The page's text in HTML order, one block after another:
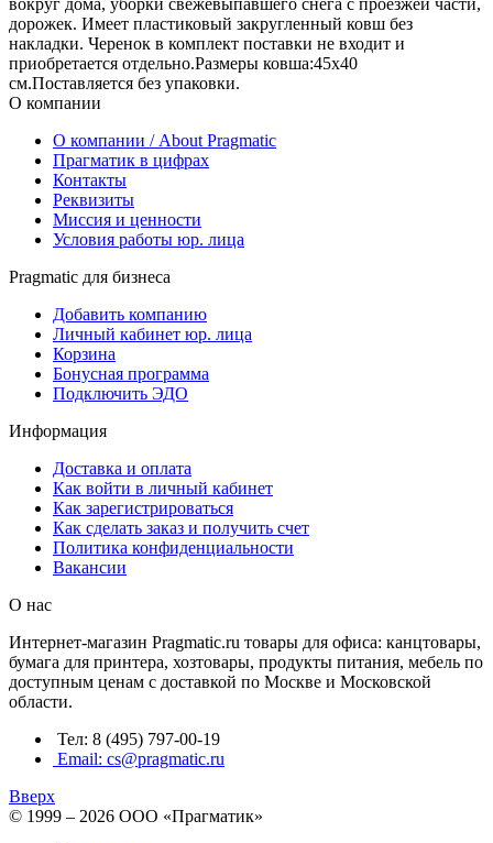
вокруг дома, уборки свежевыпавшего снега с проезжей части,
дорожек. Имеет пластиковый закругленный ковш без
накладки. Черенок в комплект поставки не входит и
приобретается отдельно.Размеры ковша:45х40
см.Поставляется без упаковки.
О компании
О компании / About Pragmatic
Прагматик в цифрах
Контакты
Реквизиты
Миссия и ценности
Условия работы юр. лица
Pragmatic для бизнеса
Добавить компанию
Личный кабинет юр. лица
Корзина
Бонусная программа
Подключить ЭДО
Информация
Доставка и оплата
Как войти в личный кабинет
Как зарегистрироваться
Как сделать заказ и получить счет
Политика конфиденциальности
Вакансии
О нас
Интернет-магазин Pragmatic.ru товары для офиса: канцтовары,
бумага для принтера, хозтовары, продукты питания, мебель по
доступным ценам с доставкой по Москве и Московской
области.
Тел: 8 (495) 797-00-19
Email: cs@pragmatic.ru
Вверх
© 1999 – 2026 ООО «Прагматик»